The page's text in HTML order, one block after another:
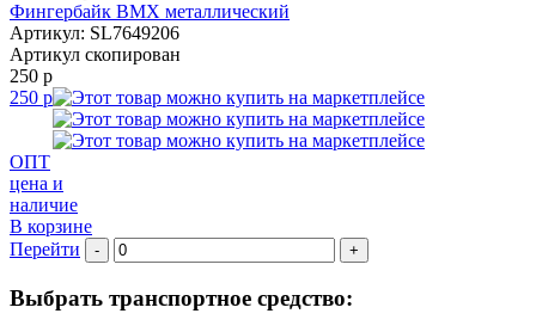
Фингербайк BMX металлический
Артикул: SL7649206
Артикул скопирован
250 р
250 р
ОПТ
цена и
наличие
В корзине
Перейти
- +
Выбрать транспортное средство: